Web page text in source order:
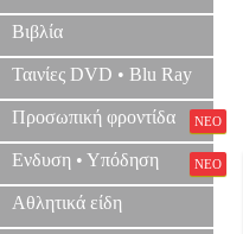
Βιβλία
Ταινίες DVD • Blu Ray
Προσωπική φροντίδα ΝΕΟ
Ενδυση • Υπόδηση ΝΕΟ
Αθλητικά είδη